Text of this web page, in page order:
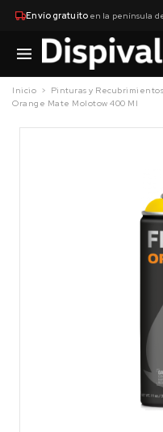
Envío gratuitoen la península
Inicio Pinturas y Recubrimientos
Orange Mate Molotow 400 Ml